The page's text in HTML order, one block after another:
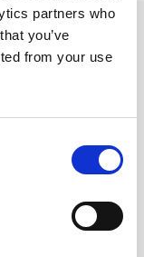
partners who
you’ve
from your use
på